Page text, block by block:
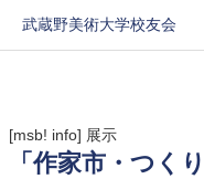
武蔵野美術大学校友会
[msb! info] 展示
「作家市・つく